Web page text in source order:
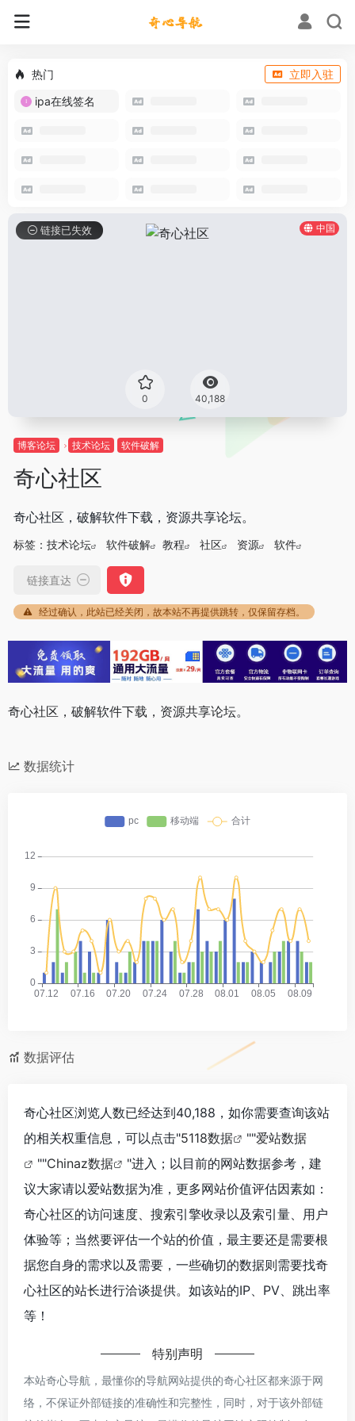
热门
立即入驻
ipa在线签名
中国
0 40,188
链接已失效
博客论坛 技术论坛 软件破解
奇心社区
奇心社区，破解软件下载，资源共享论坛。
标签： 技术论坛 软件破解 教程 社区 资源 软件
链接直达
经过确认，此站已经关闭，故本站不再提供跳转，仅保留存档。
奇心社区，破解软件下载，资源共享论坛。
数据统计
数据评估
奇心社区浏览人数已经达到40,188，如你需要查询该站
的相关权重信息，可以点击"5118数据 ""爱站数据
""Chinaz数据
"进入；以目前的网站数据参考，建
议大家请以爱站数据为准，更多网站价值评估因素如：
奇心社区的访问速度、搜索引擎收录以及索引量、用户
体验等；当然要评估一个站的价值，最主要还是需要根
据您自身的需求以及需要，一些确切的数据则需要找奇
心社区的站长进行洽谈提供。如该站的IP、PV、跳出率
等！
特别声明
本站奇心导航，最懂你的导航网站提供的奇心社区都来源于网
络，不保证外部链接的准确性和完整性，同时，对于该外部链